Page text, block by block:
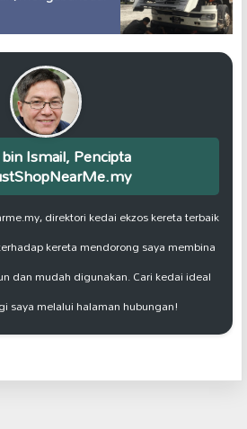
Ismail, Pencipta
direktori kedai ekzos kereta terbaik
kereta mendorong saya membina
dan mudah digunakan. Cari kedai ideal
saya melalui halaman hubungan!